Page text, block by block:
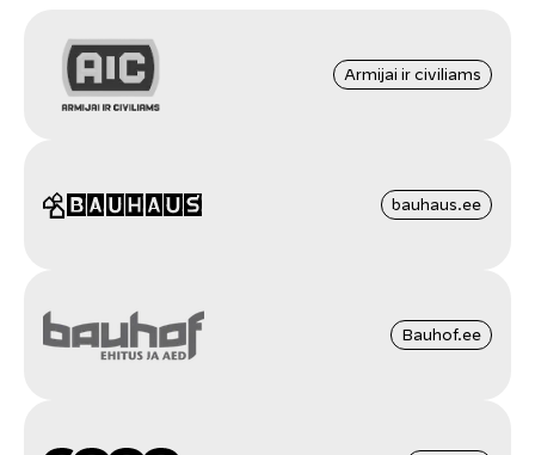
Armijai ir civiliams
bauhaus.ee
Bauhof.ee